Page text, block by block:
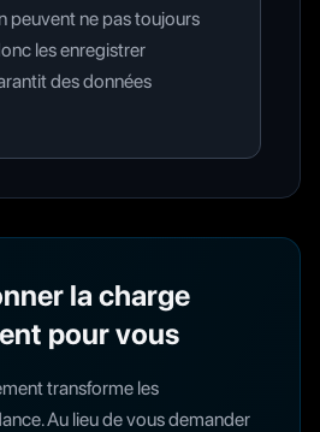
peuvent ne pas toujours
les enregistrer
des données
la charge
pour vous
transforme les
Au lieu de vous demander